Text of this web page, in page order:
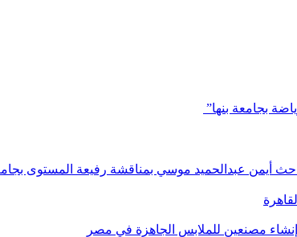
بجامعة بنها”
أيمن عبدالحميد موسي بمناقشة رفيعة المستوى
إنشاء مصنعين للملابس الجاهزة في مصر